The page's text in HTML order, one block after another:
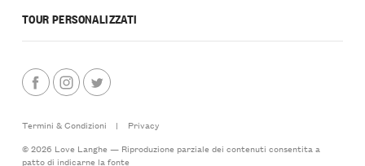
TOUR PERSONALIZZATI
Termini & Condizioni |
Privacy
© 2026 Love Langhe — Riproduzione parziale dei contenuti consentita a
patto di indicarne la fonte